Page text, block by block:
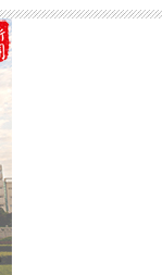
位一体的平台功
传承法治精神的
德法兼修、理实
学党委书记赵
现场教学、专题
，为培养高素质
近年来，西北
、平台建设为载
实践载体，切实
行解读。 问：根
精神、照金精
文化、黄河文
化等中华优秀传
，主要依据什
延安精神、照
神同时位列2021
一批伟大精神
，有利于我省广